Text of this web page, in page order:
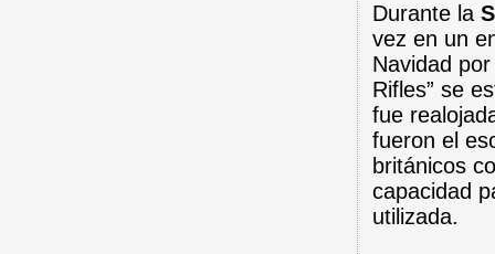
Durante la
vez en un
Navidad
Rifles” se
fue
fueron el
británicos
capacidad
utilizada.